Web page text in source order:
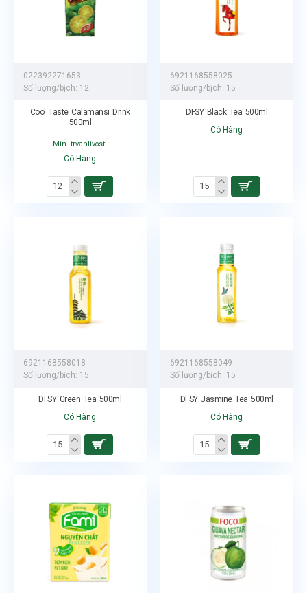
022392271653
Số lượng/bịch: 12
Cool Taste Calamansi Drink
500ml
Min. trvanlivost:
Có Hàng
6921168558025
Số lượng/bịch: 15
DFSY Black Tea 500ml
Có Hàng
6921168558018
Số lượng/bịch: 15
DFSY Green Tea 500ml
Có Hàng
6921168558049
Số lượng/bịch: 15
DFSY Jasmine Tea 500ml
Có Hàng